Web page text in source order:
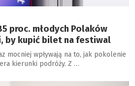
proc. młodych Polaków
by kupić bilet na festiwal
mocniej wpływają na to, jak pokolenie
kierunki podróży. Z …